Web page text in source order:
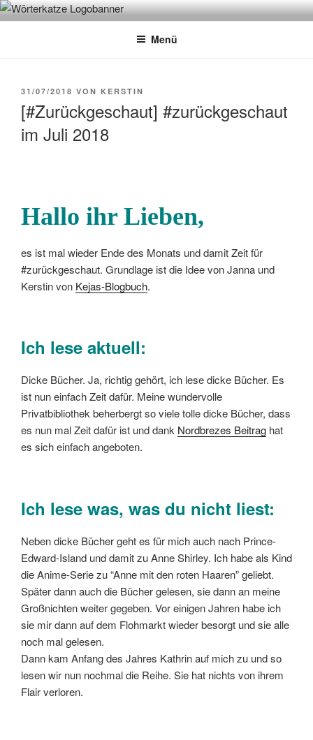
Zum
InhaltWÖRTERKATZE
Von Büchern erzählen
Menü
VERÖFFENTLICHT
31/07/2018 VON KERSTIN
[#Zurückgeschaut] #zurückgeschaut
im Juli 2018
Hallo ihr Lieben,
es ist mal wieder Ende des Monats und damit Zeit für
#zurückgeschaut. Grundlage ist die Idee von Janna und
Kerstin von Kejas-Blogbuch.
Ich lese aktuell:
Dicke Bücher. Ja, richtig gehört, ich lese dicke Bücher. Es
ist nun einfach Zeit dafür. Meine wundervolle
Privatbibliothek beherbergt so viele tolle dicke Bücher, dass
es nun mal Zeit dafür ist und dank Nordbrezes Beitrag hat
es sich einfach angeboten.
Ich lese was, was du nicht liest:
Neben dicke Bücher geht es für mich auch nach Prince-
Edward-Island und damit zu Anne Shirley. Ich habe als Kind
die Anime-Serie zu “Anne mit den roten Haaren” geliebt.
Später dann auch die Bücher gelesen, sie dann an meine
Großnichten weiter gegeben. Vor einigen Jahren habe ich
sie mir dann auf dem Flohmarkt wieder besorgt und sie alle
noch mal gelesen.
Dann kam Anfang des Jahres Kathrin auf mich zu und so
lesen wir nun nochmal die Reihe. Sie hat nichts von ihrem
Flair verloren.